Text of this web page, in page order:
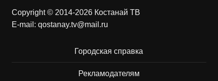
Copyright © 2014-2026 Костанай ТВ
E-mail: qostanay.tv@mail.ru
Городская справка
Рекламодателям